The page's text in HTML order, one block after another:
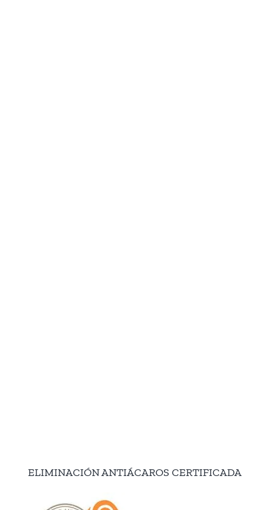
ELIMINACIÓN ANTIÁCAROS CERTIFICADA